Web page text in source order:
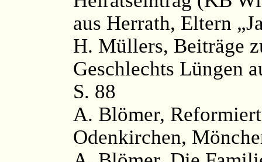
aus Herrath, Eltern
H. Müllers, Beiträge
Geschlechts Lüngen
S. 88
A. Blömer,
Odenkirchen,